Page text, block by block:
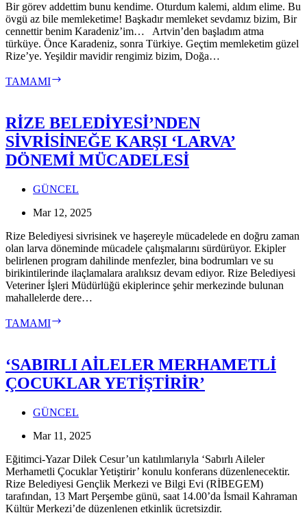
Bir görev addettim bunu kendime. Oturdum kalemi, aldım elime. Bu
övgü az bile memleketime! Başkadır memleket sevdamız bizim, Bir
cennettir benim Karadeniz’im… Artvin’den başladım atma
türküye. Önce Karadeniz, sonra Türkiye. Geçtim memleketim güzel
Rize’ye. Yeşildir mavidir rengimiz bizim, Doğa…
TAMAMI
RİZE BELEDİYESİ’NDEN
SİVRİSİNEĞE KARŞI ‘LARVA’
DÖNEMİ MÜCADELESİ
GÜNCEL
Mar 12, 2025
Rize Belediyesi sivrisinek ve haşereyle mücadelede en doğru zaman
olan larva döneminde mücadele çalışmalarını sürdürüyor. Ekipler
belirlenen program dahilinde menfezler, bina bodrumları ve su
birikintilerinde ilaçlamalara aralıksız devam ediyor. Rize Belediyesi
Veteriner İşleri Müdürlüğü ekiplerince şehir merkezinde bulunan
mahallelerde dere…
TAMAMI
KARŞI
‘LARVA’
DÖNEMİ
MÜCADELESİ
‘SABIRLI AİLELER MERHAMETLİ
ÇOCUKLAR YETİŞTİRİR’
GÜNCEL
Mar 11, 2025
Eğitimci-Yazar Dilek Cesur’un katılımlarıyla ‘Sabırlı Aileler
Merhametli Çocuklar Yetiştirir’ konulu konferans düzenlenecektir.
Rize Belediyesi Gençlik Merkezi ve Bilgi Evi (RİBEGEM)
tarafından, 13 Mart Perşembe günü, saat 14.00’da İsmail Kahraman
Kültür Merkezi’de düzenlenen etkinlik ücretsizdir.